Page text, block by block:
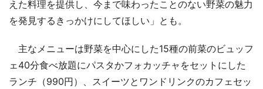
えた料理を提供し、今まで味わったことのない野菜の魅力
を発見するきっかけにしてほしい」とも。
主なメニューは野菜を中心にした15種の前菜のビュッフ
ェ40分食べ放題にパスタかフォカッチャをセットにした
ランチ（990円）、スイーツとワンドリンクのカフェセッ